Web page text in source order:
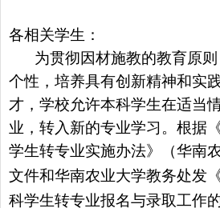
各相关学生：
为贯彻因材施教的教育原
个性，培养具有创新精神和实
才，学校允许本科学生在适当
业，转入新的专业学习。根据
学生转专业实施办法》（华南
文件和华南农业大学教务处发
科学生转专业报名与录取工作